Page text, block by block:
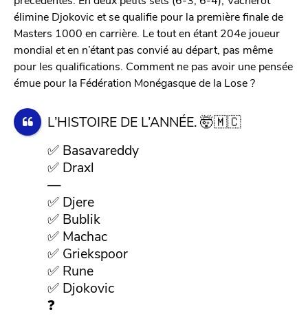
élimine Djokovic et se qualifie pour la première finale de
Masters 1000 en carrière. Le tout en étant 204e joueur
mondial et en n’étant pas convié au départ, pas même
pour les qualifications. Comment ne pas avoir une pensée
émue pour la Fédération Monégasque de la Lose ?
L’HISTOIRE DE L’ANNÉE. 🤯🇲🇨
✅ Basavareddy
✅ Draxl
—
✅ Djere
✅ Bublik
✅ Machac
✅ Griekspoor
✅ Rune
✅ Djokovic
❓